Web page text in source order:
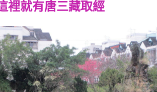
裡就有唐三藏取經